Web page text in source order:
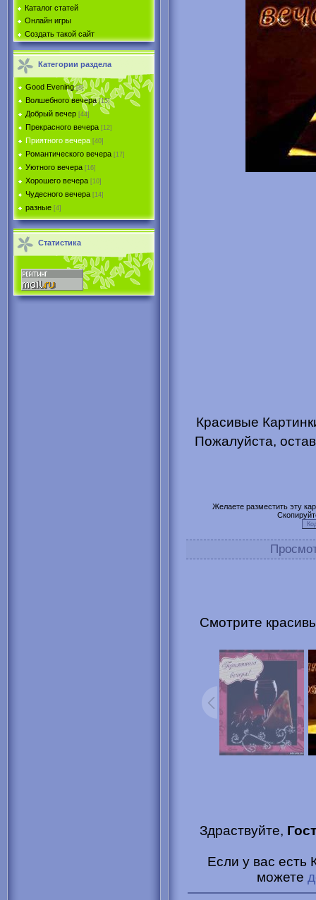
Каталог статей
Онлайн игры
Создать такой сайт
Категории раздела
Good Evening [8]
Волшебного вечера [15]
Добрый вечер [44]
Прекрасного вечера [12]
Приятного вечера [40]
Романтического вечера [17]
Уютного вечера [16]
Хорошего вечера [10]
Чудесного вечера [14]
разные [4]
Статистика
Красивые
Пожалуйста,
Желаете разместить эту
Смотрите
Здраствуйте,
Если у вас есть
можете